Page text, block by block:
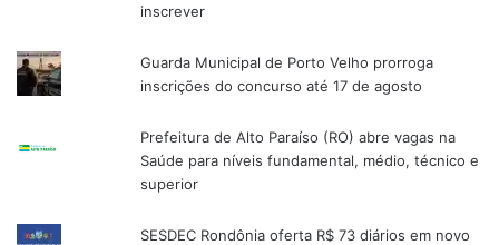
inscrever
Guarda Municipal de Porto Velho prorroga
inscrições do concurso até 17 de agosto
Prefeitura de Alto Paraíso (RO) abre vagas na
Saúde para níveis fundamental, médio, técnico e
superior
SESDEC Rondônia oferta R$ 73 diários em novo